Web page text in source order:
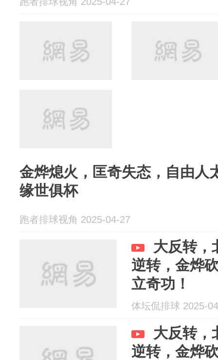
金烨熄火，匡奇失态，自由人
缘世俱杯
跑者排球视角 2025-04-27
大反转，
逆转，金烨
立奇功！
体坛侃排球 2025-
大反转，
逆转，金烨